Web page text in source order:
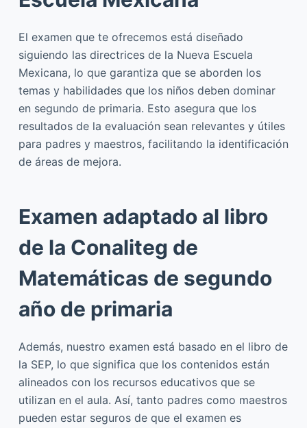
El examen que te ofrecemos está diseñado
siguiendo las directrices de la Nueva Escuela
Mexicana, lo que garantiza que se aborden los
temas y habilidades que los niños deben dominar
en segundo de primaria. Esto asegura que los
resultados de la evaluación sean relevantes y útiles
para padres y maestros, facilitando la identificación
de áreas de mejora.
Examen adaptado al libro
de la Conaliteg de
Matemáticas de segundo
año de primaria
Además, nuestro examen está basado en el libro de
la SEP, lo que significa que los contenidos están
alineados con los recursos educativos que se
utilizan en el aula. Así, tanto padres como maestros
pueden estar seguros de que el examen es